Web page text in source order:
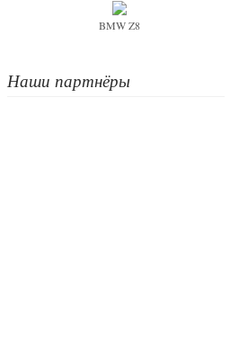
BMW Z8
Наши партнёры